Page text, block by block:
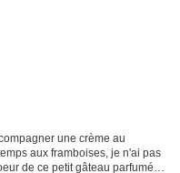
une crème au
aux framboises, je n'ai pas
de ce petit gâteau parfumé à